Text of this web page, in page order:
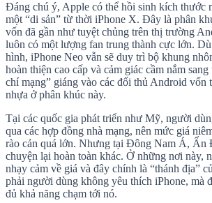
Đáng chú ý, Apple có thể hồi sinh kích thước
một “di sản” từ thời iPhone X. Đây là phân
vốn đã gần như tuyệt chủng trên thị trường
luôn có một lượng fan trung thành cực lớn.
hình, iPhone Neo vẫn sẽ duy trì bộ khung
hoàn thiện cao cấp và cảm giác cầm nắm
chí mạng” giáng vào các đối thủ Android vốn
nhựa ở phân khúc này.
Tại các quốc gia phát triển như Mỹ, người
qua các hợp đồng nhà mạng, nên mức giá
rào cản quá lớn. Nhưng tại Đông Nam Á, Ấn
chuyện lại hoàn toàn khác. Ở những nơi này,
nhạy cảm về giá và đây chính là “thánh địa”
phải người dùng không yêu thích iPhone, mà
đủ khả năng chạm tới nó.